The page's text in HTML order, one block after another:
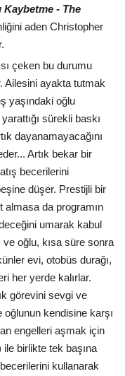
Kaybetme - The
aden Christopher
çeken bu durumu
Ailesini ayakta tutmak
yaşındaki oğlu
sürekli baskı
dayanamayacağını
Artık bekar bir
becerilerini
düşer. Prestijli bir
da programın
umarak kabul
oğlu, kısa süre sonra
evi, otobüs durağı,
her yerde kalırlar.
görevini sevgi ve
kendisine karşı
engelleri aşmak için
birlikte tek başına
kullanarak